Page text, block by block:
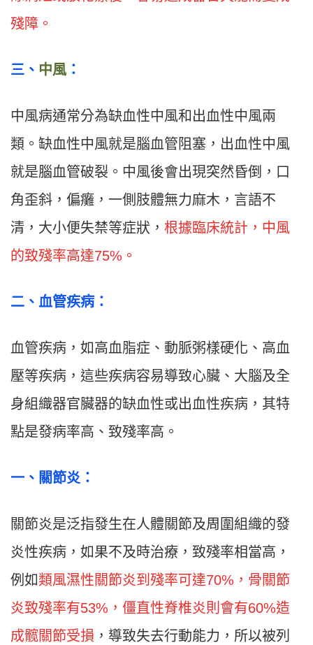
殘障。
三 、 中風：
中風病通常分為缺血性中風和出血性中風兩
類。缺血性中風就是腦血管阻塞，出血性中風
就是腦血管破裂。中風後會出現突然昏倒，口
角歪斜，偏癱，一側肢體無力麻木，言語不
清，大小便失禁等症狀， 根據臨床統計，中風
的致殘率高達75%。
二 、 血管疾病：
血管疾病，如高血脂症、動脈粥樣硬化、高血
壓等疾病，這些疾病容易導致心臟、大腦及全
身組織器官臟器的缺血性或出血性疾病，其特
點是發病率高、致殘率高。
一 、 關節炎：
關節炎是泛指發生在人體關節及周圍組織的發
炎性疾病，如果不及時治療，致殘率相當高，
例如類風濕性關節炎到殘率可達70%，骨關節
炎致殘率有53%，僵直性脊椎炎則會有60%造
成髋關節受損 ，導致失去行動能力，所以被列